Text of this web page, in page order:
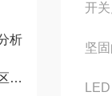
析
开
坚